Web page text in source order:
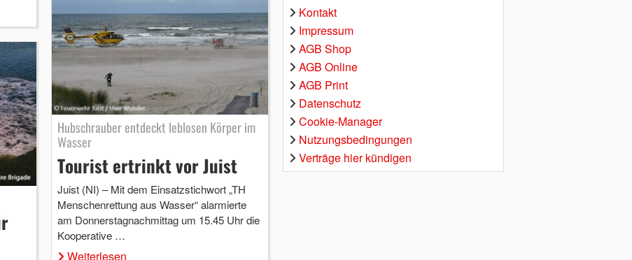
Hubschrauber entdeckt leblosen Körper im
Wasser
Tourist ertrinkt vor Juist
Juist (NI) – Mit dem Einsatzstichwort „TH
Menschenrettung aus Wasser“ alarmierte
am Donnerstagnachmittag um 15.45 Uhr die
Kooperative …
Weiterlesen
Kontakt
Impressum
AGB Shop
AGB Online
AGB Print
Datenschutz
Cookie-Manager
Nutzungsbedingungen
Verträge hier kündigen